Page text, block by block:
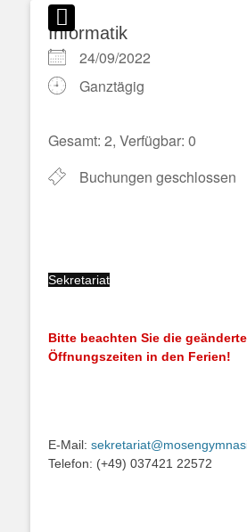
Informatik
24/09/2022
Ganztägig
Gesamt: 2, Verfügbar: 0
Buchungen geschlossen
Sekretariat
Bitte beachten Sie die
Öffnungszeiten in den Ferien!
E-Mail:
Telefon: (+49) 037421 22572